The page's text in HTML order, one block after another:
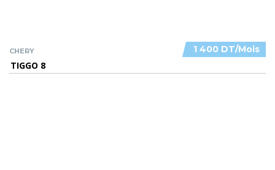
1 400 DT/Mois
CHERY
TIGGO 8